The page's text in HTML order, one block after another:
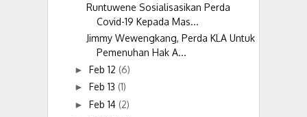
Runtuwene Sosialisasikan Perda
Covid-19 Kepada Mas...
Jimmy Wewengkang, Perda KLA Untuk
Pemenuhan Hak A...
► Feb 12 (6)
► Feb 13 (1)
► Feb 14 (2)